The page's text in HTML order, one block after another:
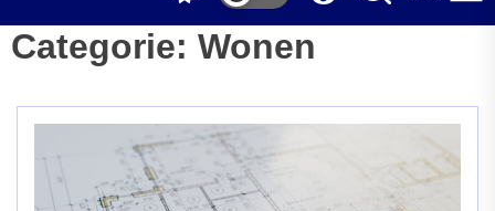
Categorie: Wonen